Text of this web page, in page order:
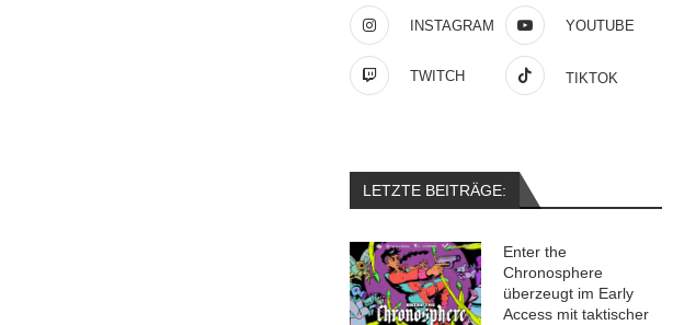
INSTAGRAM YOUTUBE
TWITCH TIKTOK
LETZTE BEITRÄGE:
Enter the
Chronosphere
überzeugt im Early
Access mit taktischer